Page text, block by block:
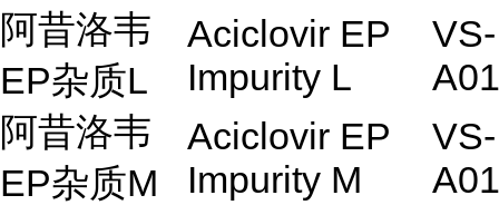
阿昔洛韦
EP杂质L
Aciclovir EP
Impurity L
VS-
阿昔洛韦
EP杂质M
Aciclovir EP
Impurity M
VS-